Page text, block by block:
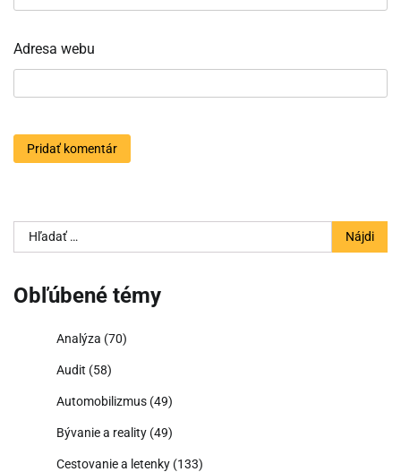
Adresa webu
Hľadať:
Obľúbené témy
Analýza (70)
Audit (58)
Automobilizmus (49)
Bývanie a reality (49)
Cestovanie a letenky (133)